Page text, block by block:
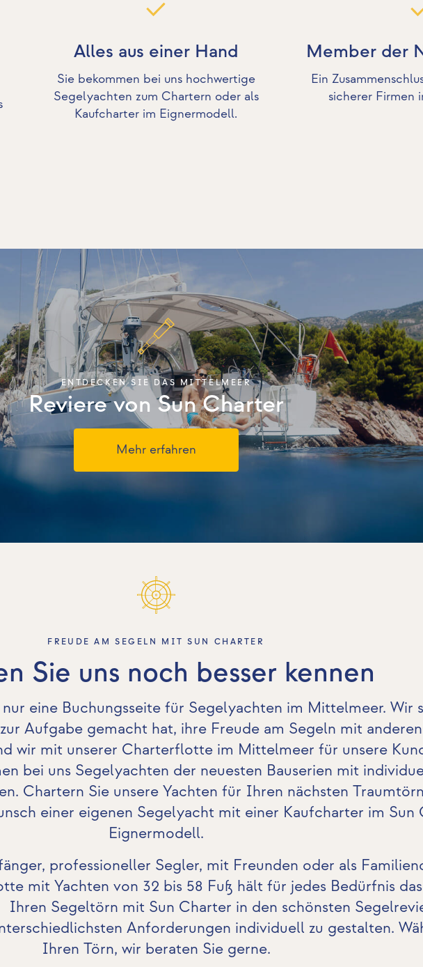
Alles aus einer Hand
Sie bekommen bei uns hochwertige
Segelyachten zum Chartern oder als
Kaufcharter im Eignermodell.
Member der
Ein
sicherer Firmen
ENTDECKEN SIE DAS MITTELMEER
Reviere von Sun Charter
Mehr erfahren
FREUDE AM SEGELN MIT SUN CHARTER
Sie uns noch besser kennen
eine Buchungsseite für Segelyachten im Mittelmeer. Wir
Aufgabe gemacht hat, ihre Freude am Segeln mit
wir mit unserer Charterflotte im Mittelmeer für unsere
bei uns Segelyachten der neuesten Bauserien mit
Chartern Sie unsere Yachten für Ihren nächsten
einer eigenen Segelyacht mit einer Kaufcharter im Sun
Eignermodell.
professioneller Segler, mit Freunden oder als
mit Yachten von 32 bis 58 Fuß hält für jedes Bedürfnis
Ihren Segeltörn mit Sun Charter in den schönsten
Anforderungen individuell zu gestalten.
Ihren Törn, wir beraten Sie gerne.